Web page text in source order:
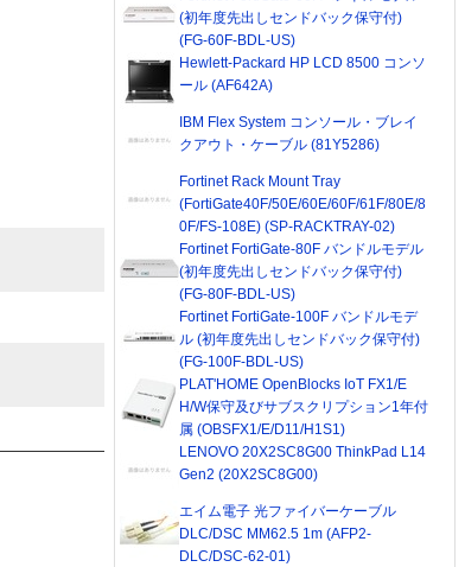
(初年度先出しセンドバック保守付)
(FG-60F-BDL-US)
Hewlett-Packard HP LCD 8500 コンソ
ール (AF642A)
IBM Flex System コンソール・ブレイ
クアウト・ケーブル (81Y5286)
Fortinet Rack Mount Tray
(FortiGate40F/50E/60E/60F/61F/80E/8
0F/FS-108E) (SP-RACKTRAY-02)
Fortinet FortiGate-80F バンドルモデル
(初年度先出しセンドバック保守付)
(FG-80F-BDL-US)
Fortinet FortiGate-100F バンドルモデ
ル (初年度先出しセンドバック保守付)
(FG-100F-BDL-US)
PLAT'HOME OpenBlocks IoT FX1/E
H/W保守及びサブスクリプション1年付
属 (OBSFX1/E/D11/H1S1)
LENOVO 20X2SC8G00 ThinkPad L14
Gen2 (20X2SC8G00)
エイム電子 光ファイバーケーブル
DLC/DSC MM62.5 1m (AFP2-
DLC/DSC-62-01)